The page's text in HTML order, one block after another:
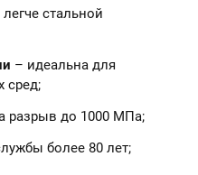
стальной
– идеальна для
сред;
разрыв до 1000 МПа;
более 80 лет;